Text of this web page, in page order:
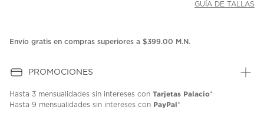
GUÍA DE TALLAS
Envío gratis en compras superiores a $399.00 M.N.
PROMOCIONES
Hasta 3 mensualidades sin intereses con Tarjetas Palacio*
Hasta 9 mensualidades sin intereses con PayPal*